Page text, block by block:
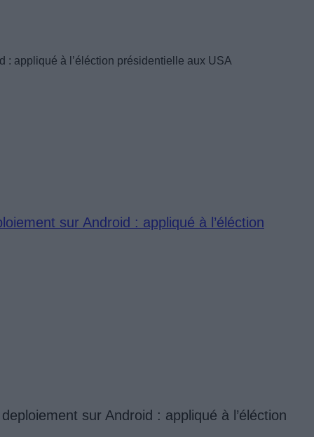
: appliqué à l’éléction présidentielle aux USA
sur Android : appliqué à l’éléction
sur Android : appliqué à l’éléction